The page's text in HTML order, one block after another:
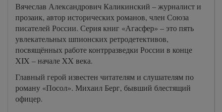
Вячеслав Александрович Каликинский – журналист и
прозаик, автор исторических романов, член Союза
писателей России. Серия книг «Агасфер» – это пять
увлекательных шпионских ретродетективов,
посвящённых работе контрразведки России в конце
XIX – начале XX века.
Главный герой известен читателям и слушателям по
роману «Посол». Михаил Берг, бывший блестящий
офицер.